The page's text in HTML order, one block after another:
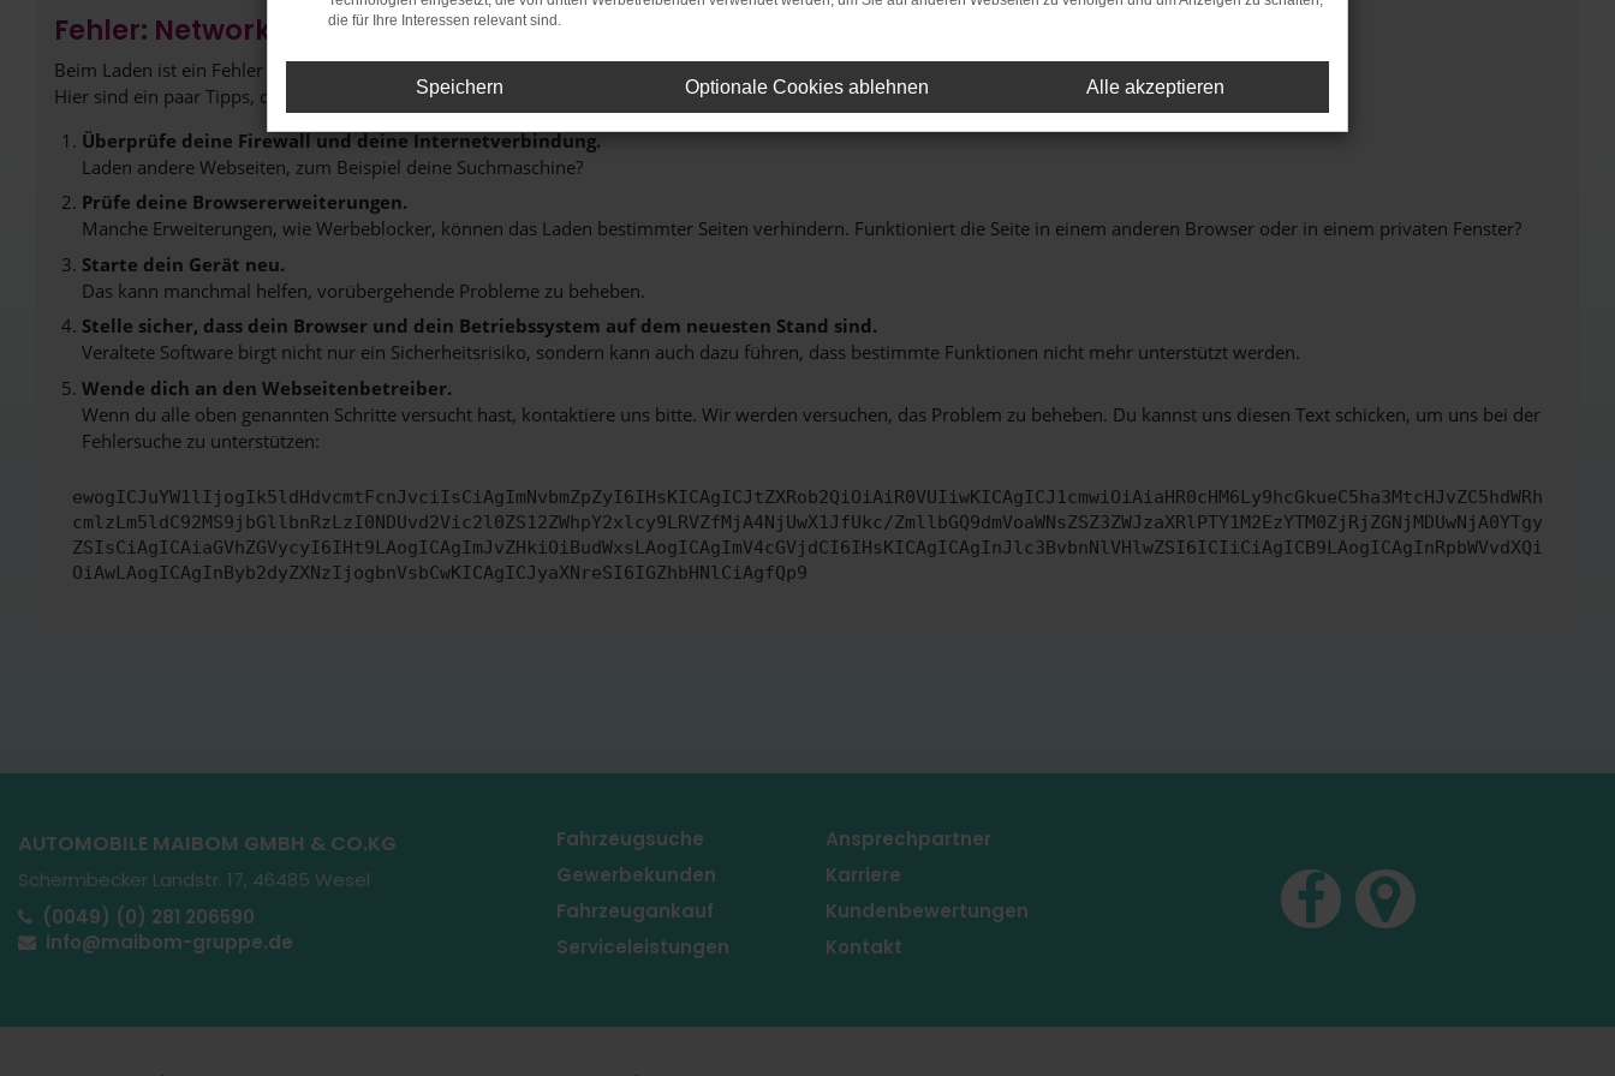
Fehler: Network Error
Beim Laden ist ein Fehler aufgetreten.
Hier sind ein paar Tipps, die dir helfen können:
Überprüfe deine Firewall und deine Internetverbindung.
Laden andere Webseiten, zum Beispiel deine Suchmaschine?
Prüfe deine Browsererweiterungen.
Manche Erweiterungen, wie Werbeblocker, können das Laden bestimmter Seiten verhindern. Funktioniert die Seite in einem anderen Browser oder in einem privaten Fenster?
Starte dein Gerät neu.
Das kann manchmal helfen, vorübergehende Probleme zu beheben.
Stelle sicher, dass dein Browser und dein Betriebssystem auf dem neuesten Stand sind.
Veraltete Software birgt nicht nur ein Sicherheitsrisiko, sondern kann auch dazu führen, dass bestimmte Funktionen nicht mehr unterstützt werden.
Wende dich an den Webseitenbetreiber.
Wenn du alle oben genannten Schritte versucht hast, kontaktiere uns bitte. Wir werden versuchen, das Problem zu beheben. Du kannst uns diesen Text schicken, um uns bei der
Fehlersuche zu unterstützen:
ewogICJuYW1lIjogIk5ldHdvcmtFcnJvciIsCiAgImNvbmZpZyI6IHsKICAgICJtZXRob2QiOiAiR0VUIiwKICAgICJ1cmwiOiAiaHR0cHM6Ly9hcGkueC5ha3MtcHJvZC5hdWRh
cmlzLm5ldC92MS9jbGllbnRzLzI0NDUvd2Vic2l0ZS12ZWhpY2xlcy9LRVZfMjA4NjUwX1JfUkc/ZmllbGQ9dmVoaWNsZSZ3ZWJzaXRlPTY1M2EzYTM0ZjRjZGNjMDUwNjA0YTgy
ZSIsCiAgICAiaGVhZGVycyI6IHt9LAogICAgImJvZHkiOiBudWxsLAogICAgImV4cGVjdCI6IHsKICAgICAgInJlc3BvbnNlVHlwZSI6ICIiCiAgICB9LAogICAgInRpbWVvdXQi
OiAwLAogICAgInByb2dyZXNzIjogbnVsbCwKICAgICJyaXNreSI6IGZhbHNlCiAgfQp9
AUTOMOBILE MAIBOM GMBH & CO.KG
Schermbecker Landstr. 17, 46485 Wesel
(0049) (0) 281 206590
info@maibom-gruppe.de
Fahrzeugsuche
Gewerbekunden
Fahrzeugankauf
Serviceleistungen
Ansprechpartner
Karriere
Kundenbewertungen
Kontakt
die für Ihre Interessen relevant sind.
Speichern Optionale Cookies ablehnen Alle akzeptieren